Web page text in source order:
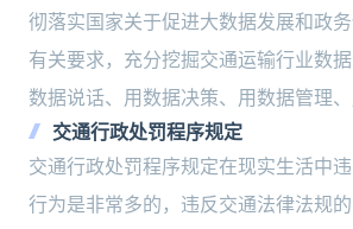
彻落实国家关于促进大数据发展和政
有关要求，充分挖掘交通运输行业数
数据说话、用数据决策、用数据管理
交通行政处罚程序规定
交通行政处罚程序规定在现实生活中
行为是非常多的，违反交通法律法规